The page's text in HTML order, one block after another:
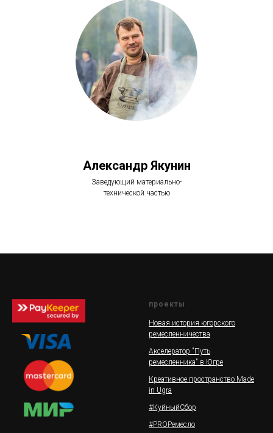
Александр Якунин
Заведующий материально-
технической частью
проекты
Новая история югорского
ремесленничества
Акселератор "Путь
ремесленника" в Югре
Креативное пространство Made
in Ugra
#КуйныйСбор
#PROРемесло